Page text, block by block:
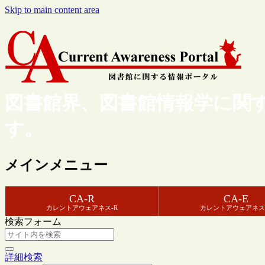
Skip to main content area
図書館界、図書館情報学に
す。
メインメニュー
CA-R
カレントアウェアネス-R
CA-E
カレントアウェアネ
検索フォーム
詳細検索